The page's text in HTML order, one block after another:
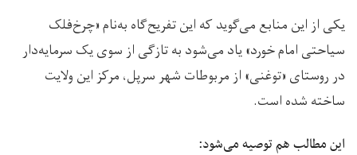
یکی از این منابع می‌گوید که این تفریح‌گاه به‌نام «چرخ‌فلک
سیاحتی امام‌ خورد» یاد می‌شود به تازگی از سوی یک سرمایه‌دار
در روستای «توغنی» از مربوطات شهر سرپل، مرکز این ولایت
ساخته شده است.
این مطالب هم توصیه می‌شود: